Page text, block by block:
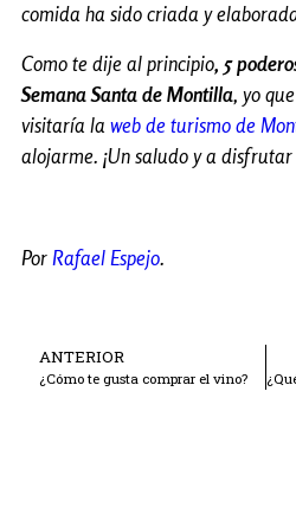
comida ha sido criada y
Como te dije al principio, 5
Semana Santa de Montilla, yo
visitaría la web de turismo de
alojarme. ¡Un saludo y a
Por Rafael Espejo.
ANTERIOR
¿Cómo te gusta comprar el vino?